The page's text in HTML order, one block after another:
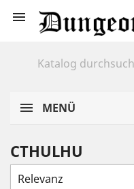

MENÜ
CTHULHU
Relevanz